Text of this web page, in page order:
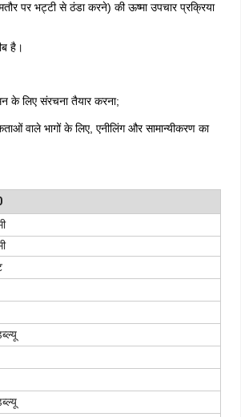
पर भट्टी से ठंडा करने) की ऊष्मा उपचार प्रक्रिया
है।
के लिए संरचना तैयार करना;
वाले भागों के लिए, एनीलिंग और सामान्यीकरण का